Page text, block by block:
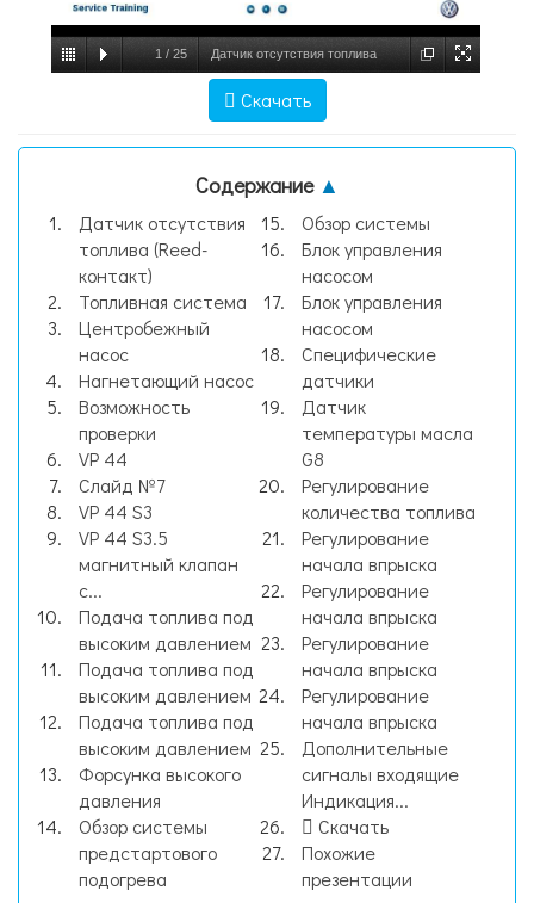
1 / 25 Датчик отсутствия топлива
Скачать
Содержание ▲
Датчик отсутствия
топлива (Reed-
контакт)
Топливная система
Центробежный
насос
Нагнетающий насос
Возможность
проверки
VP 44
Слайд №7
VP 44 S3
VP 44 S3.5
магнитный клапан
с...
Подача топлива под
высоким давлением
Подача топлива под
высоким давлением
Подача топлива под
высоким давлением
Форсунка высокого
давления
Обзор системы
предстартового
подогрева
Обзор системы
Блок управления
насосом
Блок управления
насосом
Специфические
датчики
Датчик
температуры масла
G8
Регулирование
количества топлива
Регулирование
начала впрыска
Регулирование
начала впрыска
Регулирование
начала впрыска
Регулирование
начала впрыска
Дополнительные
сигналы входящие
Индикация...
Скачать
Похожие
презентации